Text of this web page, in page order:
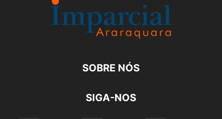
SOBRE NÓS
SIGA-NOS